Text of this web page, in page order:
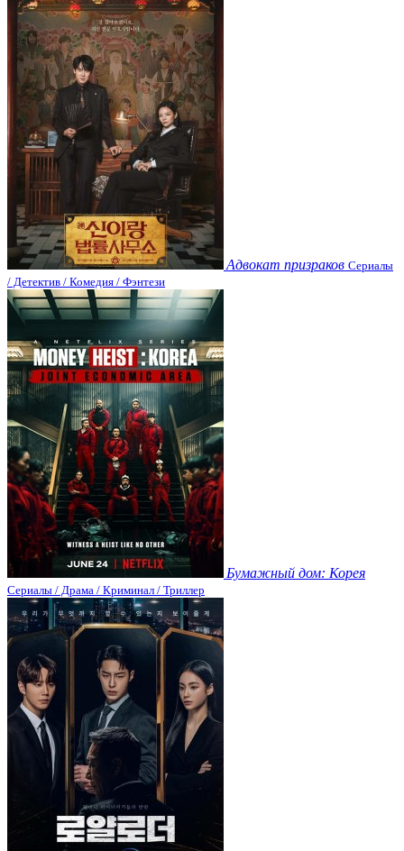
Адвокат призраков Сериалы
/ Детектив / Комедия / Фэнтези
Бумажный дом: Корея
Сериалы / Драма / Криминал / Триллер